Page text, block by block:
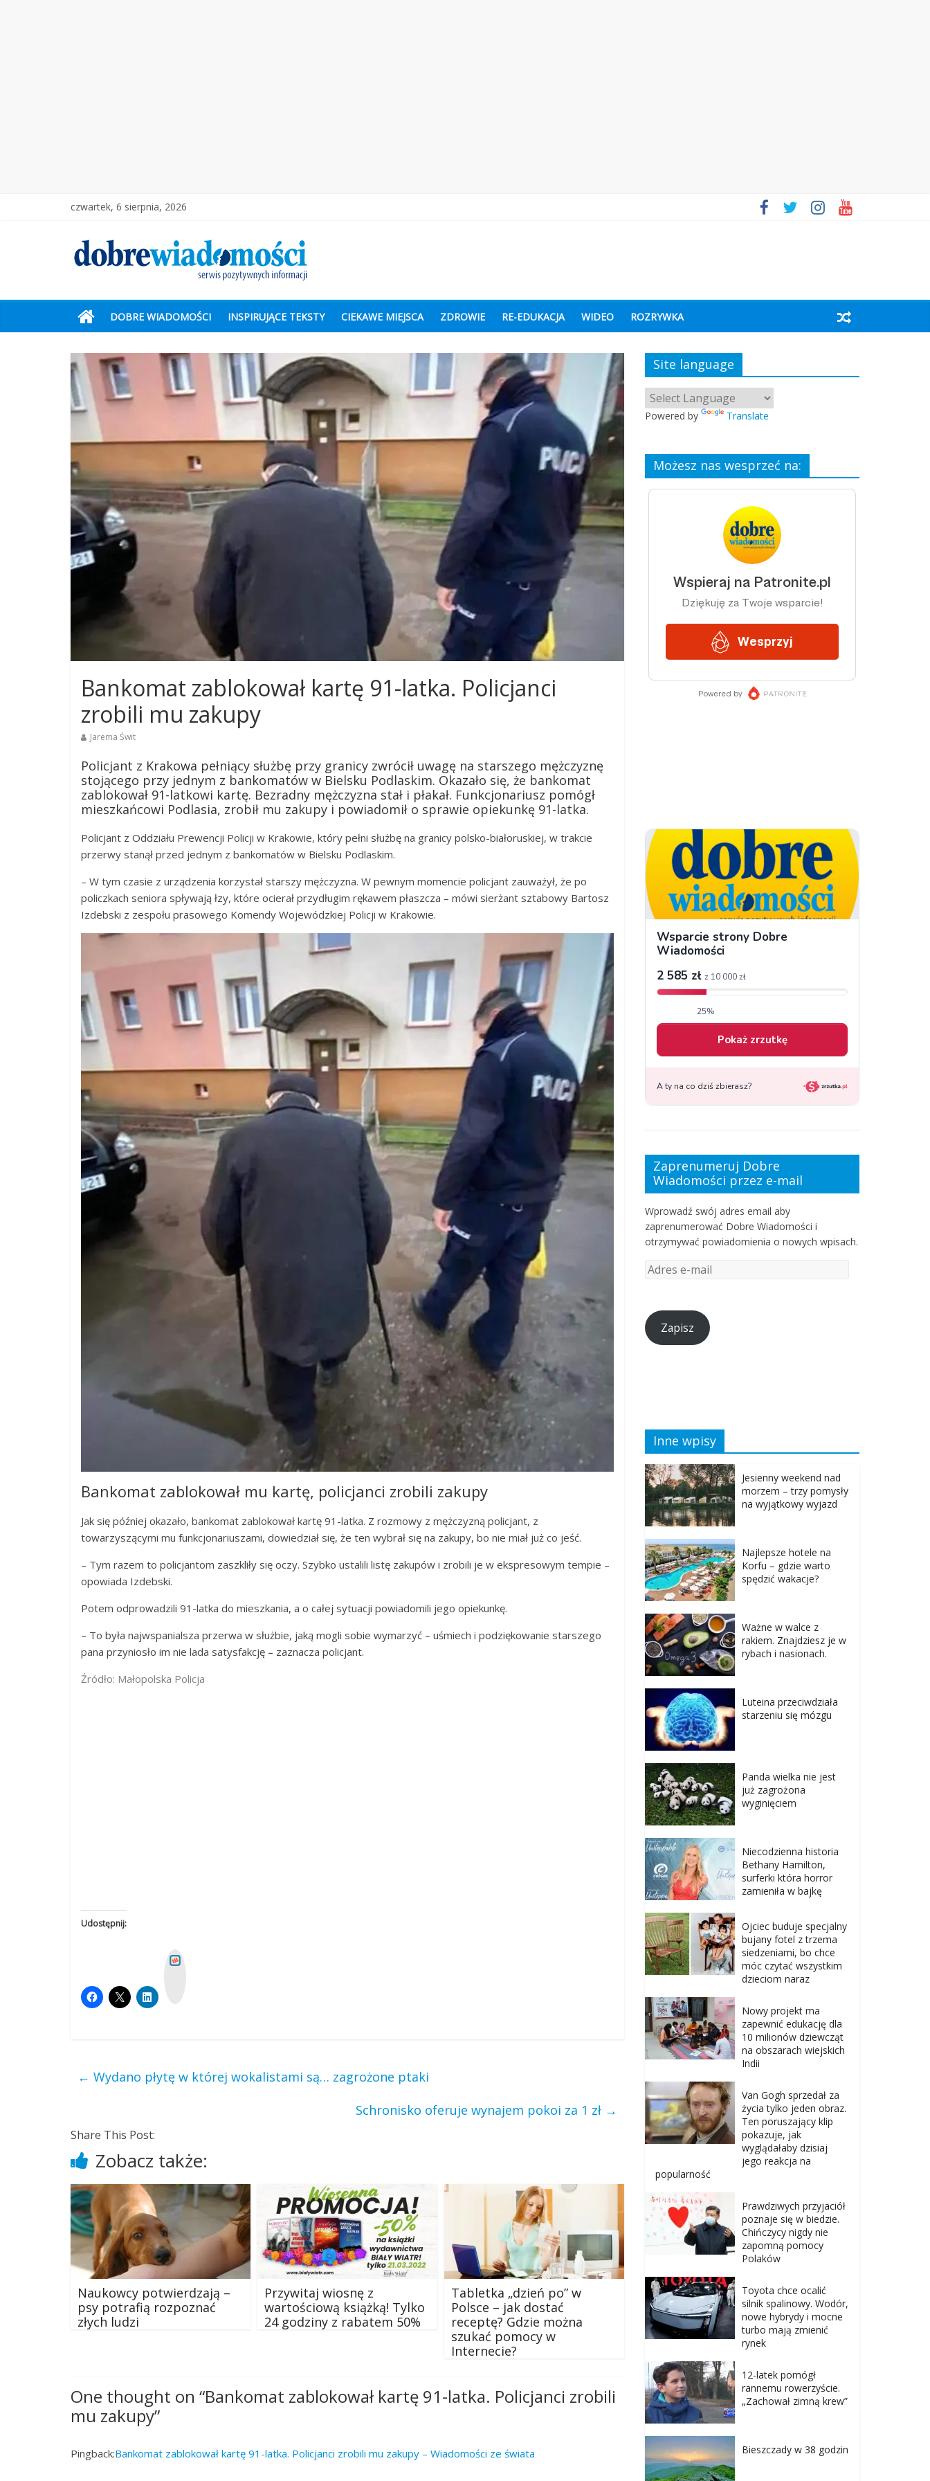
czwartek, 6 sierpnia, 2026
DOBRE WIADOMOŚCI INSPIRUJĄCE TEKSTY CIEKAWE MIEJSCA ZDROWIE RE-EDUKACJA WIDEO ROZRYWKA
Bankomat zablokował kartę 91-latka. Policjanci
zrobili mu zakupy
Jarema Świt
Policjant z Krakowa pełniący służbę przy granicy zwrócił uwagę na starszego mężczyznę
stojącego przy jednym z bankomatów w Bielsku Podlaskim. Okazało się, że bankomat
zablokował 91-latkowi kartę. Bezradny mężczyzna stał i płakał. Funkcjonariusz pomógł
mieszkańcowi Podlasia, zrobił mu zakupy i powiadomił o sprawie opiekunkę 91-latka.
Policjant z Oddziału Prewencji Policji w Krakowie, który pełni służbę na granicy polsko-białoruskiej, w trakcie
przerwy stanął przed jednym z bankomatów w Bielsku Podlaskim.
– W tym czasie z urządzenia korzystał starszy mężczyzna. W pewnym momencie policjant zauważył, że po
policzkach seniora spływają łzy, które ocierał przydługim rękawem płaszcza – mówi sierżant sztabowy Bartosz
Izdebski z zespołu prasowego Komendy Wojewódzkiej Policji w Krakowie.
Bankomat zablokował mu kartę, policjanci zrobili zakupy
Jak się później okazało, bankomat zablokował kartę 91-latka. Z rozmowy z mężczyzną policjant, z
towarzyszącymi mu funkcjonariuszami, dowiedział się, że ten wybrał się na zakupy, bo nie miał już co jeść.
– Tym razem to policjantom zaszkliły się oczy. Szybko ustalili listę zakupów i zrobili je w ekspresowym tempie –
opowiada Izdebski.
Potem odprowadzili 91-latka do mieszkania, a o całej sytuacji powiadomili jego opiekunkę.
– To była najwspanialsza przerwa w służbie, jaką mogli sobie wymarzyć – uśmiech i podziękowanie starszego
pana przyniosło im nie lada satysfakcję – zaznacza policjant.
Źródło: Małopolska Policja
Udostępnij:
← Wydano płytę w której wokalistami są… zagrożone ptaki
Schronisko oferuje wynajem pokoi za 1 zł →
Share This Post:
Zobacz także:
Naukowcy potwierdzają –
psy potrafią rozpoznać
złych ludzi
Przywitaj wiosnę z
wartościową książką! Tylko
24 godziny z rabatem 50%
Tabletka „dzień po” w
Polsce – jak dostać
receptę? Gdzie można
szukać pomocy w
Internecie?
One thought on “Bankomat zablokował kartę 91-latka. Policjanci zrobili
mu zakupy”
Pingback:Bankomat zablokował kartę 91-latka. Policjanci zrobili mu zakupy – Wiadomości ze świata
Site language
Powered by Translate
Możesz nas wesprzeć na:
Zaprenumeruj Dobre
Wiadomości przez e-mail
Wprowadź swój adres email aby
zaprenumerować Dobre Wiadomości i
otrzymywać powiadomienia o nowych wpisach.
Zapisz
Inne wpisy
Jesienny weekend nad
morzem – trzy pomysły
na wyjątkowy wyjazd
Najlepsze hotele na
Korfu – gdzie warto
spędzić wakacje?
Ważne w walce z
rakiem. Znajdziesz je w
rybach i nasionach.
Luteina przeciwdziała
starzeniu się mózgu
Panda wielka nie jest
już zagrożona
wyginięciem
Niecodzienna historia
Bethany Hamilton,
surferki która horror
zamieniła w bajkę
Ojciec buduje specjalny
bujany fotel z trzema
siedzeniami, bo chce
móc czytać wszystkim
dzieciom naraz
Nowy projekt ma
zapewnić edukację dla
10 milionów dziewcząt
na obszarach wiejskich
Indii
Van Gogh sprzedał za
życia tylko jeden obraz.
Ten poruszający klip
pokazuje, jak
wyglądałaby dzisiaj
jego reakcja na
popularność
Prawdziwych przyjaciół
poznaje się w biedzie.
Chińczycy nigdy nie
zapomną pomocy
Polaków
Toyota chce ocalić
silnik spalinowy. Wodór,
nowe hybrydy i mocne
turbo mają zmienić
rynek
12-latek pomógł
rannemu rowerzyście.
„Zachował zimną krew”
Bieszczady w 38 godzin